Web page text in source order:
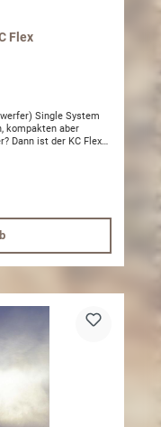
Flex
Single System
kompakten aber
Dann ist der KC Flex
Stecker und